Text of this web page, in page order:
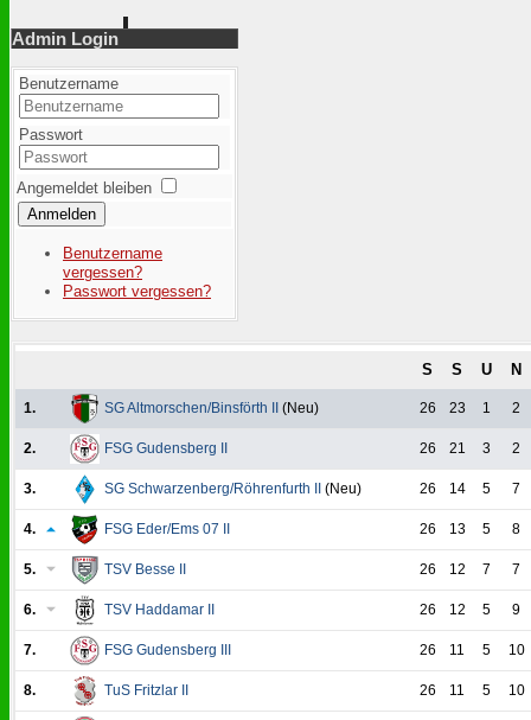
Admin Login
Benutzername
Passwort
Angemeldet bleiben
Anmelden
Benutzername
vergessen?
Passwort vergessen?
S S U N
1. SG Altmorschen/Binsförth II (Neu) 26 23 1 2
2. FSG Gudensberg II 26 21 3 2
3. SG Schwarzenberg/Röhrenfurth II (Neu) 26 14 5 7
4. FSG Eder/Ems 07 II 26 13 5 8
5. TSV Besse II 26 12 7 7
6. TSV Haddamar II 26 12 5 9
7. FSG Gudensberg III 26 11 5 10
8. TuS Fritzlar II 26 11 5 10